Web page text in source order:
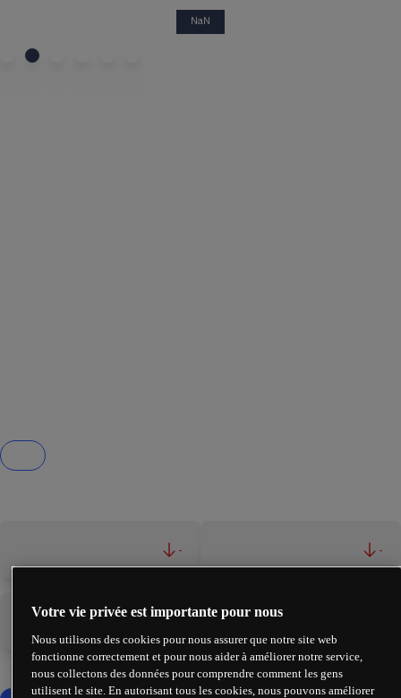
NaN
- -
Votre vie privée est importante pour nous
Nous utilisons des cookies pour nous assurer que notre site web
fonctionne correctement et pour nous aider à améliorer notre service,
nous collectons des données pour comprendre comment les gens
utilisent le site. En autorisant tous les cookies, nous pouvons améliorer